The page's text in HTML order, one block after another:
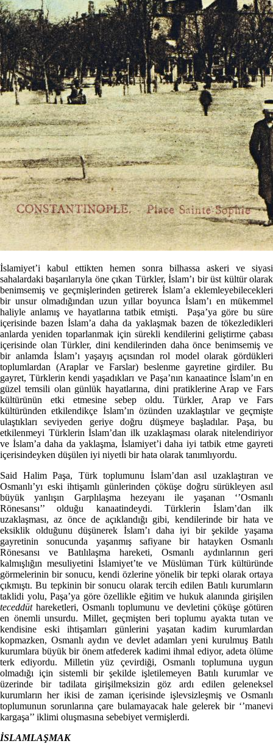
İslamiyet’i kabul ettikten hemen sonra bilhassa askeri ve siyasi
sahalardaki başarılarıyla öne çıkan Türkler, İslam’ı bir üst kültür olarak
benimsemiş ve geçmişlerinden getirerek İslam’a eklemleyebilecekleri
bir unsur olmadığından uzun yıllar boyunca İslam’ı en mükemmel
haliyle anlamış ve hayatlarına tatbik etmişti. Paşa’ya göre bu süre
içerisinde bazen İslam’a daha da yaklaşmak bazen de tökezledikleri
anlarda yeniden toparlanmak için sürekli kendilerini geliştirme çabası
içerisinde olan Türkler, dini kendilerinden daha önce benimsemiş ve
bir anlamda İslam’ı yaşayış açısından rol model olarak gördükleri
toplumlardan (Araplar ve Farslar) beslenme gayretine girdiler. Bu
gayret, Türklerin kendi yaşadıkları ve Paşa’nın kanaatince İslam’ın en
güzel temsili olan günlük hayatlarına, dini pratiklerine Arap ve Fars
kültürünün etki etmesine sebep oldu. Türkler, Arap ve Fars
kültüründen etkilendikçe İslam’ın özünden uzaklaştılar ve geçmişte
ulaştıkları seviyeden geriye doğru düşmeye başladılar. Paşa, bu
etkilenmeyi Türklerin İslam’dan ilk uzaklaşması olarak nitelendiriyor
ve İslam’a daha da yaklaşma, İslamiyet’i daha iyi tatbik etme gayreti
içerisindeyken düşülen iyi niyetli bir hata olarak tanımlıyordu.
Said Halim Paşa, Türk toplumunu İslam’dan asıl uzaklaştıran ve
Osmanlı’yı eski ihtişamlı günlerinden çöküşe doğru sürükleyen asıl
büyük yanlışın Garplılaşma hezeyanı ile yaşanan ‘’Osmanlı
Rönesansı’’ olduğu kanaatindeydi. Türklerin İslam’dan ilk
uzaklaşması, az önce de açıklandığı gibi, kendilerinde bir hata ve
eksiklik olduğunu düşünerek İslam’ı daha iyi bir şekilde yaşama
gayretinin sonucunda yaşanmış safiyane bir hatayken Osmanlı
Rönesansı ve Batılılaşma hareketi, Osmanlı aydınlarının geri
kalmışlığın mesuliyetini İslamiyet’te ve Müslüman Türk kültüründe
görmelerinin bir sonucu, kendi özlerine yönelik bir tepki olarak ortaya
çıkmıştı. Bu tepkinin bir sonucu olarak tercih edilen Batılı kurumların
taklidi yolu, Paşa’ya göre özellikle eğitim ve hukuk alanında girişilen
teceddüthareketleri, Osmanlı toplumunu ve devletini çöküşe götüren
en önemli unsurdu. Millet, geçmişten beri toplumu ayakta tutan ve
kendisine eski ihtişamları günlerini yaşatan kadim kurumlardan
kopmazken, Osmanlı aydın ve devlet adamları yeni kurulmuş Batılı
kurumlara büyük bir önem atfederek kadimi ihmal ediyor, adeta ölüme
terk ediyordu. Milletin yüz çevirdiği, Osmanlı toplumuna uygun
olmadığı için sistemli bir şekilde işletilemeyen Batılı kurumlar ve
üzerinde bir tadilata girişilmeksizin göz ardı edilen geleneksel
kurumların her ikisi de zaman içerisinde işlevsizleşmiş ve Osmanlı
toplumunun sorunlarına çare bulamayacak hale gelerek bir ‘’manevi
kargaşa’’ iklimi oluşmasına sebebiyet vermişlerdi.
İSLAMLAŞMAK